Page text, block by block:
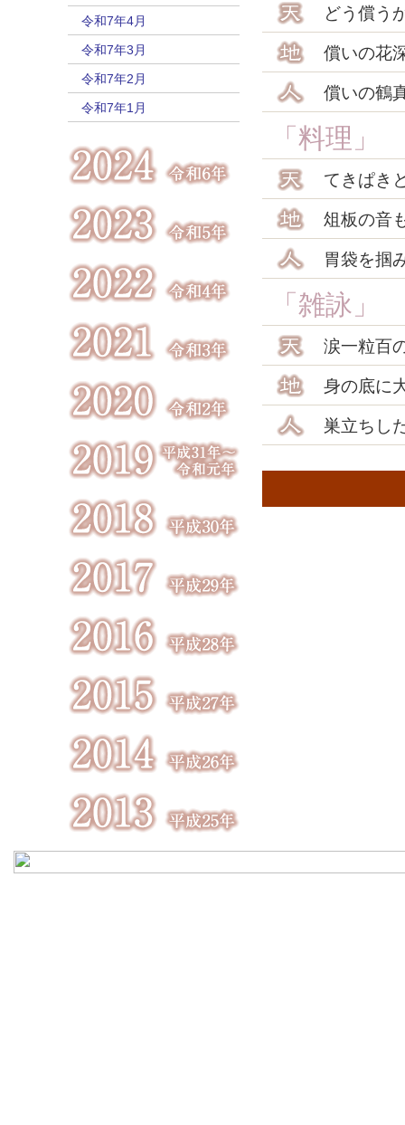
令和7年4月
令和7年3月
令和7年2月
令和7年1月
どう償う
償いの花
償いの鶴
「料理
てきぱき
俎板の音
胃袋を掴
「雑詠
涙一粒百
身の底に
巣立ちし